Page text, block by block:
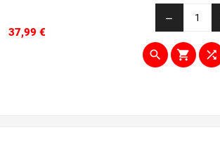
37,99 €Prezzo
remove
  